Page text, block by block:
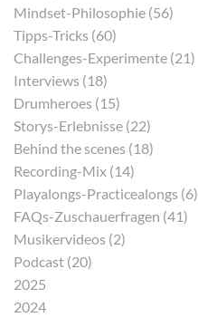
Mindset-Philosophie (56)
Tipps-Tricks (60)
Challenges-Experimente (21)
Interviews (18)
Drumheroes (15)
Storys-Erlebnisse (22)
Behind the scenes (18)
Recording-Mix (14)
Playalongs-Practicealongs (6)
FAQs-Zuschauerfragen (41)
Musikervideos (2)
Podcast (20)
2025
2024